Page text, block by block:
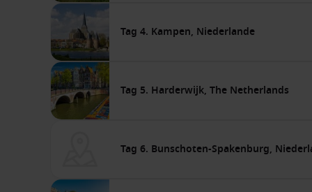
Tag 4. Kampen, Niederlande
Tag 5. Harderwijk, The Netherlands
Tag 6. Bunschoten-Spakenburg,